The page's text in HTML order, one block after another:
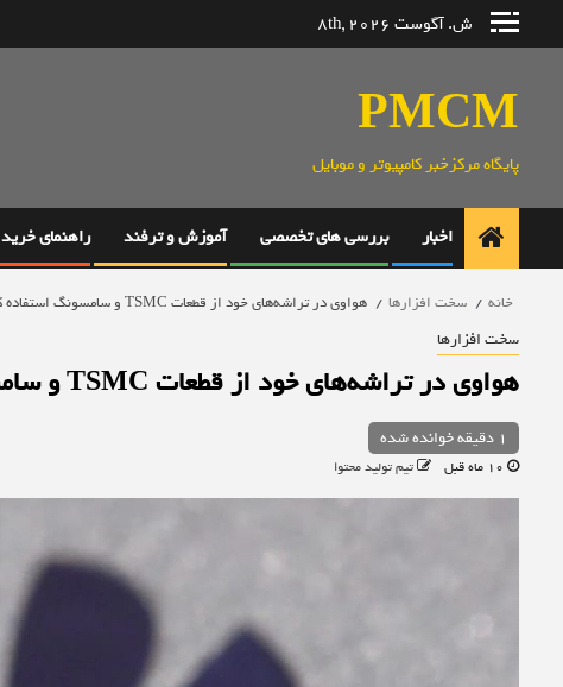
ش. آگوست 8th, 2026
PMCM
پایگاه مرکزخبر کامپیوتر و موبایل
اخبار بررسی های تخصصی آموزش و ترفند راهنمای خرید
خانه سخت افزارها هواوی در تراشه‌های خود از قطعات TSMC و سامسونگ استفاده کرده است
سخت افزارها
هواوی در تراشه‌های خود از قطعات TSMC و سامسونگ استفاده کرده است
1 دقیقه خوانده شده
تیم تولید محتوا